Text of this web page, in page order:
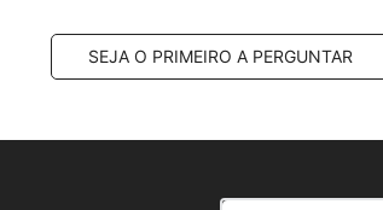
SEJA O PRIMEIRO A PERGUNTAR